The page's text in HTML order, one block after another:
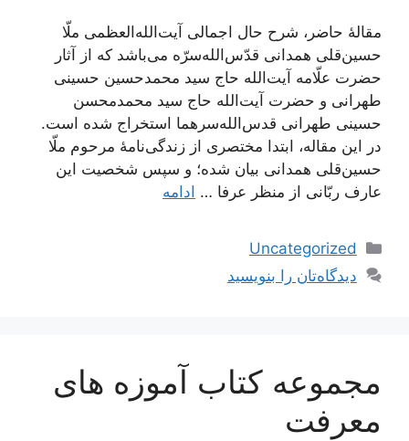
مقالۀ حاضر، شرح حال اجمالی آیت‌الله‌العظمی ملّا
حسین‌قلی همدانی قدّس‌الله‌سرّه می‌باشد که از آثار
حضرت علّامه آیت‌الله حاج سید محمدحسین حسینی
طهرانی و حضرت آیت‌الله حاج سید محمدمحسن
حسینی طهرانی قدس‌الله‌سرهما استخراج شده است.
در این مقاله، ابتدا مختصری از زندگی‌نامۀ مرحوم ملّا
حسین‌قلی همدانی بیان شده؛ و سپس شخصیت این
عارف ربّانی از منظر عرفا … ادامه
دسته‌ها
Uncategorized
دیدگاه‌تان را بنویسید
مجموعه کتاب آموزه های
معرفت